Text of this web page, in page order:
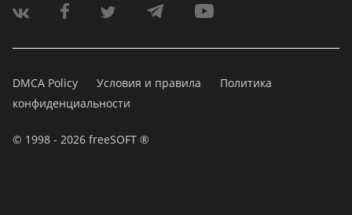
DMCA Policy Условия и правила
Политика
конфиденциальности
© 1998 - 2026 freeSOFT ®